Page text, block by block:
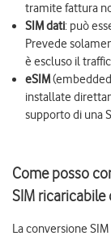
tramite fattura
SIM dati: può
Prevede
è escluso il
eSIM
installate
supporto di una
Come posso
SIM ricaricabile
La conversione